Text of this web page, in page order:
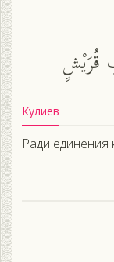
قُرَيْشٍ
Кулиев
Ради единения